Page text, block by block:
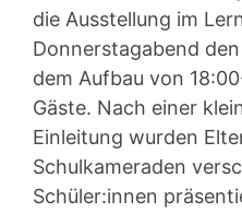
die Ausstellung im
Donnerstagabend
dem Aufbau von
Gäste. Nach einer
Einleitung wurden
Schulkameraden
Schüler:innen